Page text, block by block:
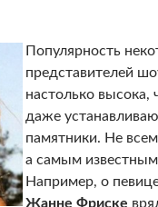
Популярность
представителей
настолько высока,
даже
памятники. Не
а самым
Например, о
Жанне Фриске